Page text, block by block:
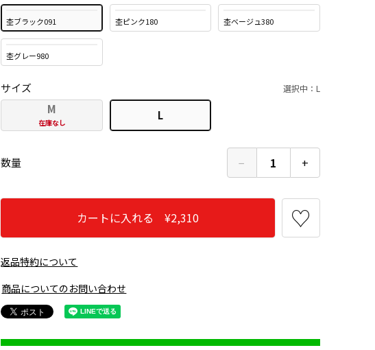
杢ブラック091 杢ピンク180 杢ベージュ380
杢グレー980
サイズ 選択中：L
M
在庫なし
L
数量 − 1 +
カートに入れる ¥2,310
返品特約について
商品についてのお問い合わせ